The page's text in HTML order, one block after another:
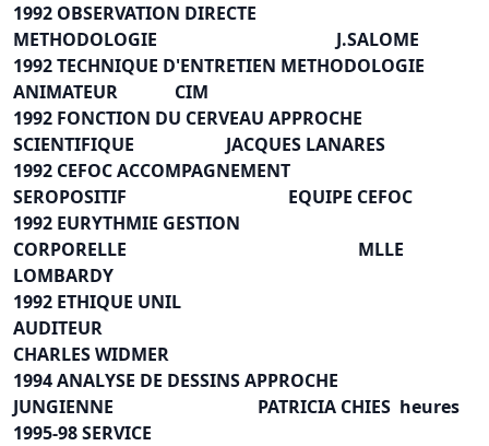
1992 OBSERVATION DIRECTE
METHODOLOGIE J.SALOME
1992 TECHNIQUE D'ENTRETIEN METHODOLOGIE
ANIMATEUR CIM
1992 FONCTION DU CERVEAU APPROCHE
SCIENTIFIQUE JACQUES LANARES
1992 CEFOC ACCOMPAGNEMENT
SEROPOSITIF EQUIPE CEFOC
1992 EURYTHMIE GESTION
CORPORELLE MLLE
LOMBARDY
1992 ETHIQUE UNIL
AUDITEUR
CHARLES WIDMER
1994 ANALYSE DE DESSINS APPROCHE
JUNGIENNE PATRICIA CHIES heures
1995-98 SERVICE